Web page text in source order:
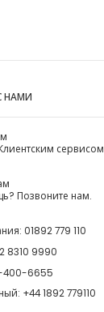
НАМИ
сервисом
Позвоните нам.
01892 779 110
8310 9990
400-6655
+44 1892 779110